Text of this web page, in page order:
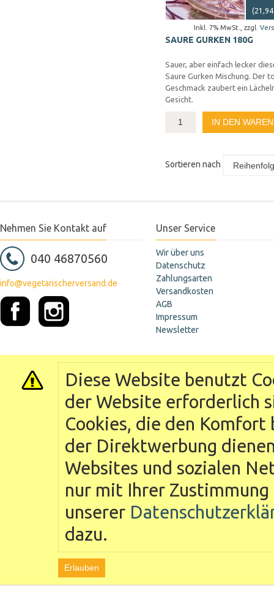
Inkl. 7% MwSt. zzgl.
(
SAURE GURKEN 180G
Sauer, aber einfach lecker
Saure Gurken Mischung. Der
Geschmack zaubert ein
Gesicht.
IN DEN
Sortieren nach
Nehmen Sie Kontakt auf
040 46870560
info@vegetarischerversand.de
Unser Service
Wir über uns
Datenschutz
Zahlungsarten
Versandkosten
AGB
Impressum
Newsletter
Diese Website benutzt
der Website erforderlich
Cookies, die den
der Direktwerbung
Websites und sozialen
nur mit Ihrer
unserer
dazu.
Erlauben